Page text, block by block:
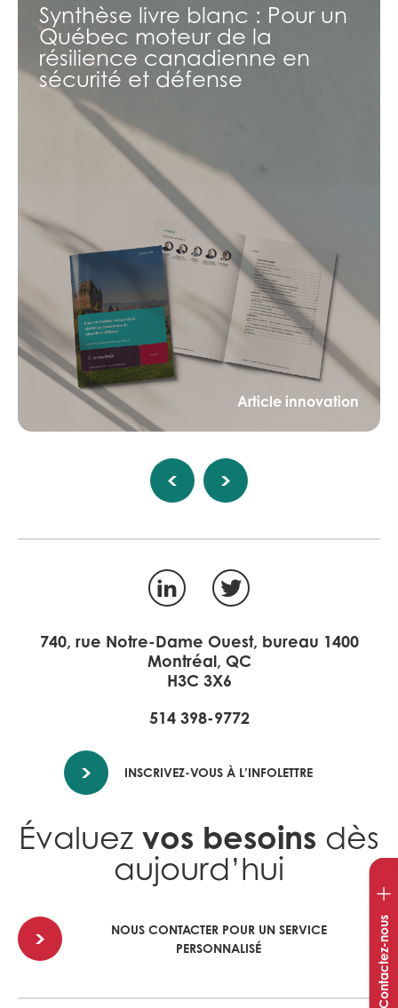
Synthèse livre blanc : Pour un
Québec moteur de la
résilience canadienne en
sécurité et défense
Article innovation
de
Contactez-nous
Évaluez vos besoins dès
aujourd’hui
NOUS CONTACTER POUR UN SERVICE
PERSONNALISÉ
LinkedInTwitter
740, rue Notre-Dame Ouest, bureau 1400
Montréal, QC
H3C 3X6
514 398-9772
INSCRIVEZ-VOUS À L’INFOLETTRE